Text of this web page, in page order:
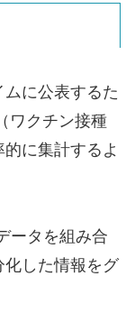
ムに公表するた
ワクチン接種
に集計するよ
ータを組み合
化した情報をグ